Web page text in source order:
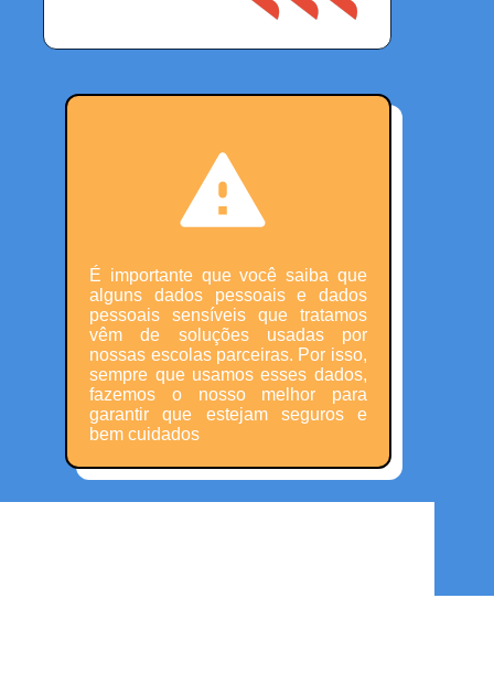
É importante que você saiba que
alguns dados pessoais e dados
pessoais sensíveis que tratamos
vêm de soluções usadas por
nossas escolas parceiras. Por isso,
sempre que usamos esses dados,
fazemos o nosso melhor para
garantir que estejam seguros e
bem cuidados